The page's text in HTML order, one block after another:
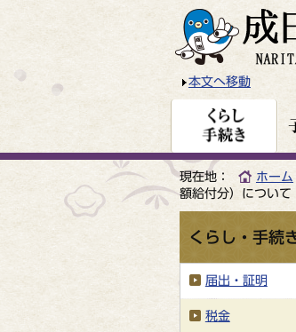
本文へ移動
現在地： ホーム
額給付分）について
くらし・手続
届出・証明
税金